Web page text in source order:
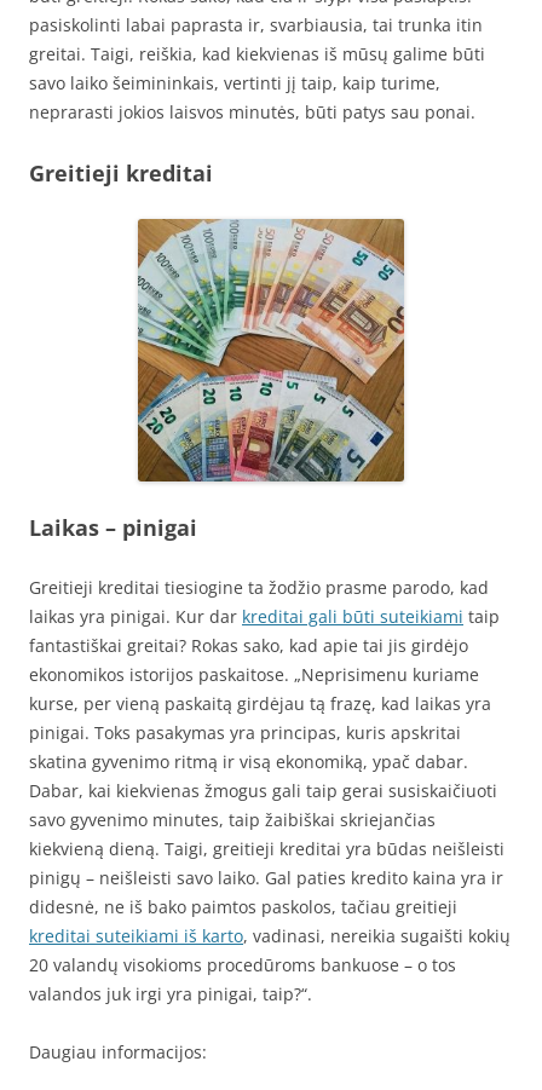
pasiskolinti labai paprasta ir, svarbiausia, tai trunka itin
greitai. Taigi, reiškia, kad kiekvienas iš mūsų galime būti
savo laiko šeimininkais, vertinti jį taip, kaip turime,
neprarasti jokios laisvos minutės, būti patys sau ponai.
Greitieji kreditai
Laikas – pinigai
Greitieji kreditai tiesiogine ta žodžio prasme parodo, kad
laikas yra pinigai. Kur dar kreditai gali būti suteikiami taip
fantastiškai greitai? Rokas sako, kad apie tai jis girdėjo
ekonomikos istorijos paskaitose. „Neprisimenu kuriame
kurse, per vieną paskaitą girdėjau tą frazę, kad laikas yra
pinigai. Toks pasakymas yra principas, kuris apskritai
skatina gyvenimo ritmą ir visą ekonomiką, ypač dabar.
Dabar, kai kiekvienas žmogus gali taip gerai susiskaičiuoti
savo gyvenimo minutes, taip žaibiškai skriejančias
kiekvieną dieną. Taigi, greitieji kreditai yra būdas neišleisti
pinigų – neišleisti savo laiko. Gal paties kredito kaina yra ir
didesnė, ne iš bako paimtos paskolos, tačiau greitieji
kreditai suteikiami iš karto, vadinasi, nereikia sugaišti kokių
20 valandų visokioms procedūroms bankuose – o tos
valandos juk irgi yra pinigai, taip?“.
Daugiau informacijos: